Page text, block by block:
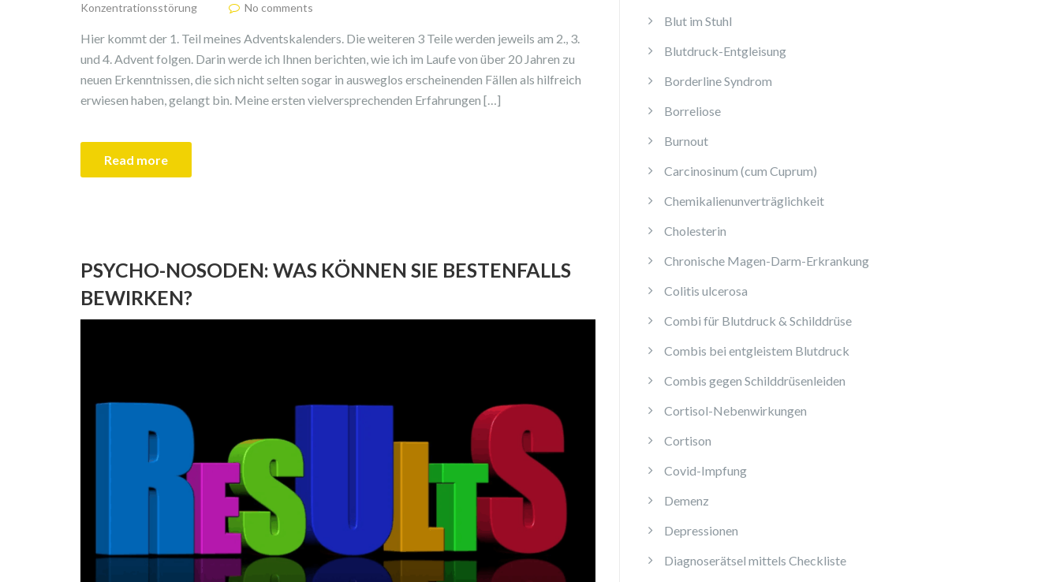
Konzentrationsstörung
No comments
Hier kommt der 1. Teil meines Adventskalenders. Die weiteren 3 Teile werden jeweils am 2., 3.
und 4. Advent folgen. Darin werde ich Ihnen berichten, wie ich im Laufe von über 20 Jahren zu
neuen Erkenntnissen, die sich nicht selten sogar in ausweglos erscheinenden Fällen als hilfreich
erwiesen haben, gelangt bin. Meine ersten vielversprechenden Erfahrungen […]
Read more
PSYCHO-NOSODEN: WAS KÖNNEN SIE BESTENFALLS
BEWIRKEN?
Blut im Stuhl
Blutdruck-Entgleisung
Borderline Syndrom
Borreliose
Burnout
Carcinosinum (cum Cuprum)
Chemikalienunverträglichkeit
Cholesterin
Chronische Magen-Darm-Erkrankung
Colitis ulcerosa
Combi für Blutdruck & Schilddrüse
Combis bei entgleistem Blutdruck
Combis gegen Schilddrüsenleiden
Cortisol-Nebenwirkungen
Cortison
Covid-Impfung
Demenz
Depressionen
Diagnoserätsel mittels Checkliste